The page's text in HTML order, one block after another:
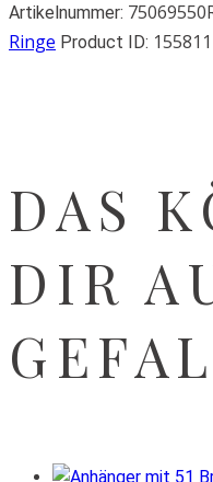
Artikelnummer:
Ringe Product ID: 155811
DAS
DIR